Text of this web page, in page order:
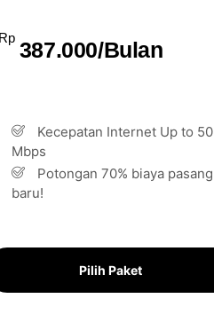
Rp 387.000/Bulan
Kecepatan Internet Up to 50
Mbps
Potongan 70% biaya pasang
baru!
Pilih Paket